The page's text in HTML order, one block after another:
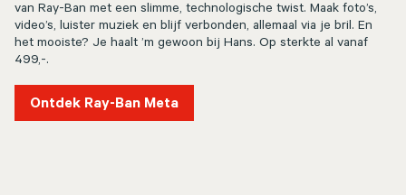
van Ray-Ban met een slimme, technologische twist. Maak foto’s,
video’s, luister muziek en blijf verbonden, allemaal via je bril. En
het mooiste? Je haalt ’m gewoon bij Hans. Op sterkte al vanaf
499,-.
Ontdek Ray-Ban Meta